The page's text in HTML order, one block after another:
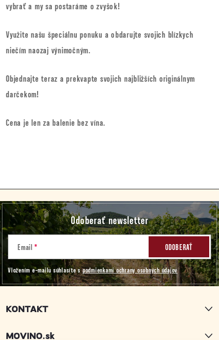
vybrať a my sa postaráme o zvyšok!
Využite našu špeciálnu ponuku a obdarujte svojich blízkych
niečím naozaj výnimočným.
Objednajte teraz a prekvapte svojich najbližších originálnym
darčekom!
Cena je len za balenie bez vína.
Z
á
p
ä
Odoberať newsletter
Email
Vložením e-mailu súhlasíte spodmienkami ochrany osobných údajov
ODOBERAŤ
KONTAKT
MOVINO.sk